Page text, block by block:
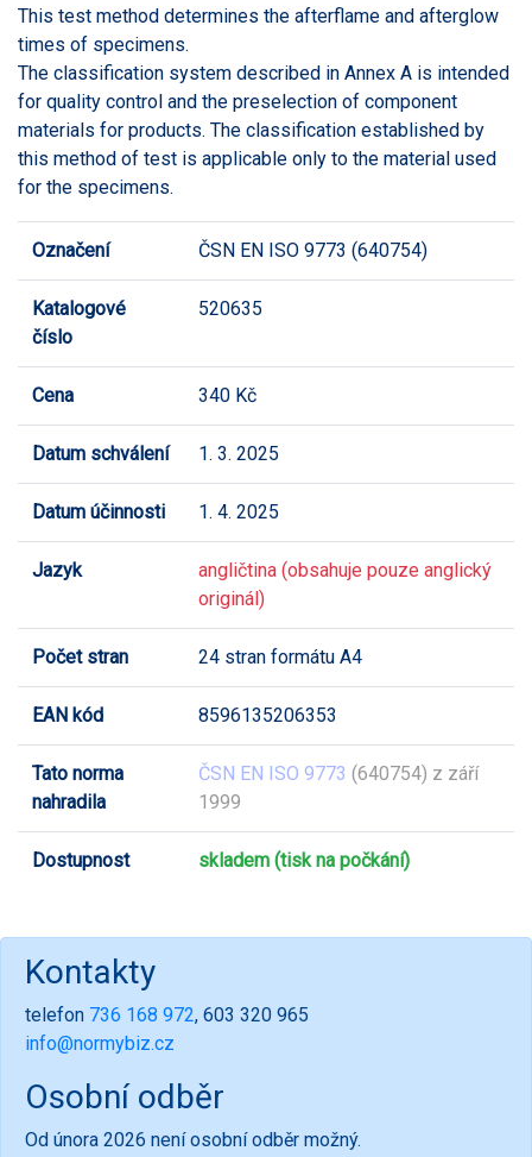
This test method determines the afterflame and afterglow
times of specimens.
The classification system described in Annex A is intended
for quality control and the preselection of component
materials for products. The classification established by
this method of test is applicable only to the material used
for the specimens.
Označení ČSN EN ISO 9773 (640754)
Katalogové
číslo
520635
Cena 340 Kč
Datum schválení 1. 3. 2025
Datum účinnosti 1. 4. 2025
Jazyk
angličtina (obsahuje pouze anglický
originál)
Počet stran 24 stran formátu A4
EAN kód 8596135206353
Tato norma
nahradila
ČSN EN ISO 9773 (640754) z září
1999
Dostupnost skladem (tisk na počkání)
Kontakty
telefon 736 168 972, 603 320 965
info@normybiz.cz
Osobní odběr
Od února 2026 není osobní odběr možný.